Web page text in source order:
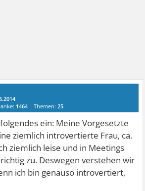
1464 Themen:25
ein: Meine Vorgesetzte
ziemlich introvertierte Frau, ca.
ziemlich leise und in Meetings
zu. Deswegen verstehen wir
ich bin genauso introvertiert,